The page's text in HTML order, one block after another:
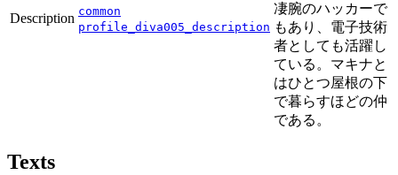
Description common
profile_diva005_description
凄腕のハッカーで
もあり、電子技術
者としても活躍し
ている。マキナと
はひとつ屋根の下
で暮らすほどの仲
である。
Texts